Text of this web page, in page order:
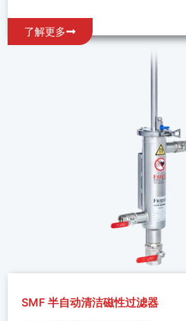
了解更多
SMF 半自动清洁磁性过滤器